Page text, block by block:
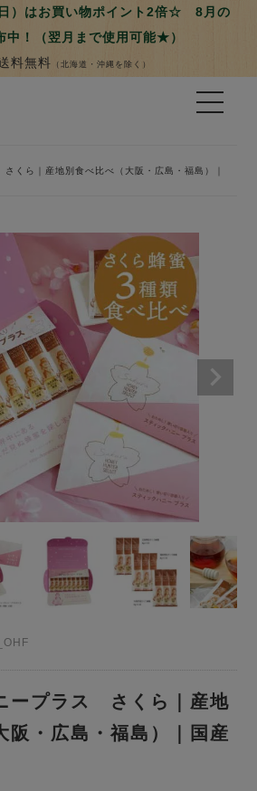
）はお買い物ポイント2倍☆ 8月の
中！（翌月まで使用可能★）
料無料 （北海道・沖縄を除く）
くら｜産地別食べ比べ（大阪・広島・福島）｜
ープラス さくら｜産地
阪・広島・福島）｜国産